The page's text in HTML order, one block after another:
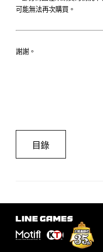
可能無法再次購買。
謝謝。
目錄